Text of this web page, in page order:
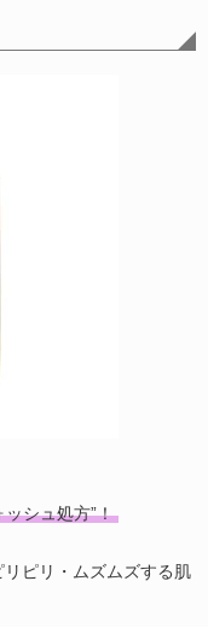
シュ処方”！
ピリ・ムズムズする肌